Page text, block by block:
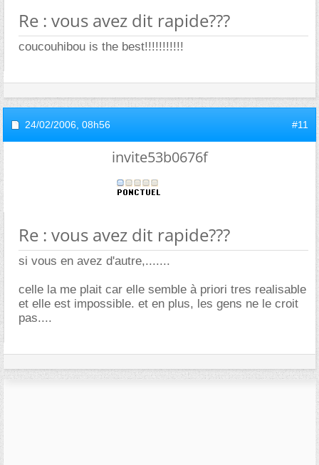
Re : vous avez dit rapide???
coucouhibou is the best!!!!!!!!!!!
24/02/2006, 08h56 #11
invite53b0676f
Re : vous avez dit rapide???
si vous en avez d'autre,.......
celle la me plait car elle semble à priori tres realisable
et elle est impossible. et en plus, les gens ne le croit
pas....